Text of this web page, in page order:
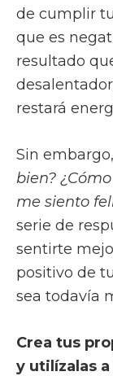
de cumplir
que es
resultado
restará
Sin
bien?
me siento
serie de
sentirte
positivo de
sea todavía
Crea tus
y utilízalas